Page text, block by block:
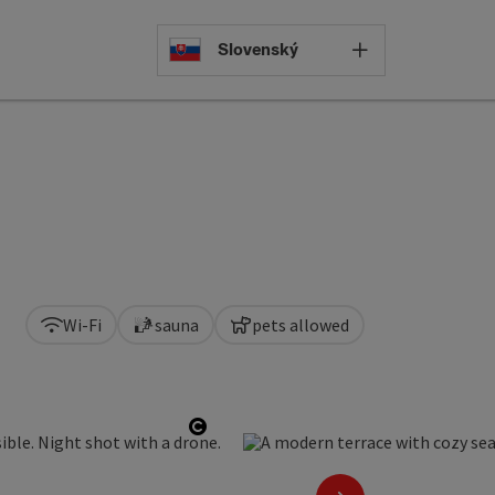
Select
Slovenský
Open copyright
Wi-Fi sauna pets allowed